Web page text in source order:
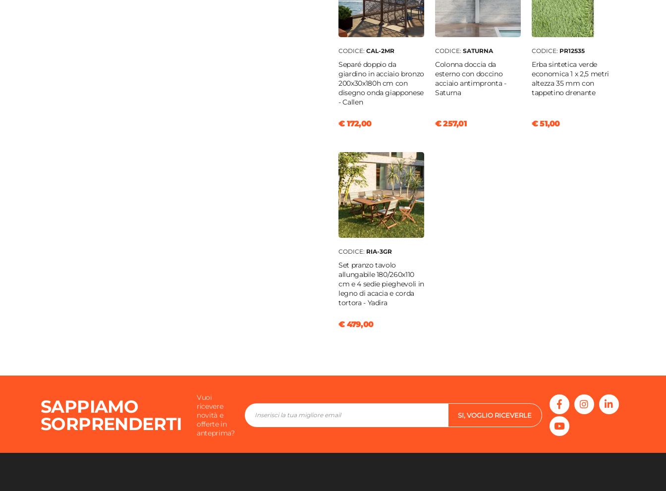
CODICE: CAL-2MR
Separé doppio da
giardino in acciaio bronzo
200x30x180h cm con
disegno onda giapponese
- Callen
€ 172,00
CODICE: SATURNA
Colonna doccia da
esterno con doccino
acciaio antimpronta -
Saturna
€ 257,01
CODICE: PR12535
Erba sintetica verde
economica 1 x 2,5 metri
altezza 35 mm con
tappetino drenante
€ 51,00
CODICE: RIA-3GR
Set pranzo tavolo
allungabile 180/260x110
cm e 4 sedie pieghevoli in
legno di acacia e corda
tortora - Yadira
€ 479,00
SAPPIAMO
SORPRENDERTI
Vuoi
ricevere
novità e
offerte in
anteprima?
SI, VOGLIO RICEVERLE